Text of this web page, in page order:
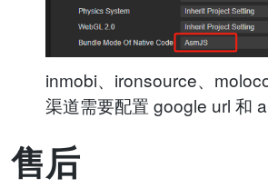
inmobi、ironsource、
渠道需要配置 google url 和
售后